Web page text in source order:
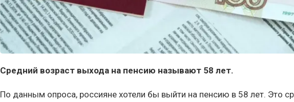
Средний возраст выхода на пенсию называют 58 лет.
По данным опроса, россияне хотели бы выйти на пенсию в 58 лет. Это